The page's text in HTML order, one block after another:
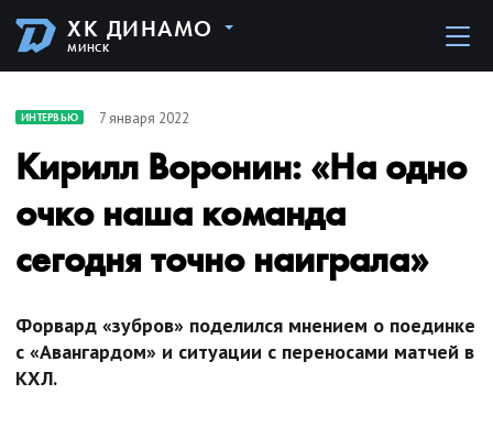
ХК ДИНАМО
МИНСК
ИНТЕРВЬЮ 7 января 2022
Кирилл Воронин: «На одно
очко наша команда
сегодня точно наиграла»
Форвард «зубров» поделился мнением о поединке
с «Авангардом» и ситуации с переносами матчей в
КХЛ.